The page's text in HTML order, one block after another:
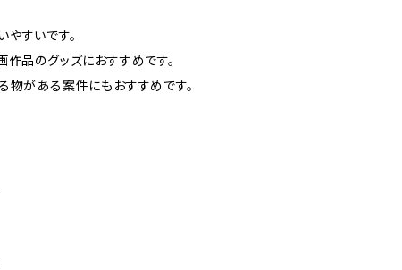
すいです。
品のグッズにおすすめです。
物がある案件にもおすすめです。